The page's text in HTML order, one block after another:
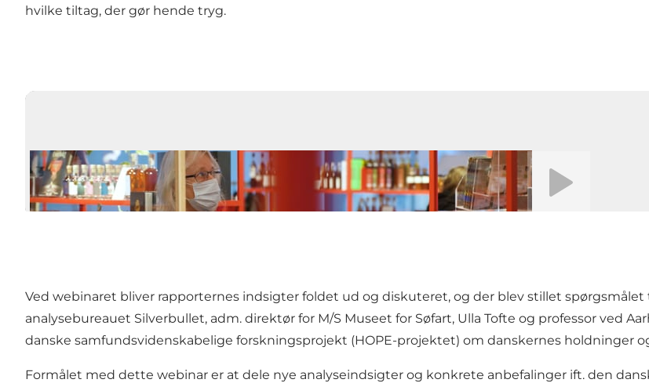
hvilke tiltag, der gør hende tryg.
Afspil video
Ved webinaret bliver rapporternes indsigter foldet ud og diskuteret, og der blev stillet
analysebureauet Silverbullet, adm. direktør for M/S Museet for Søfart, Ulla Tofte og professor ved
danske samfundsvidenskabelige forskningsprojekt (HOPE-projektet) om danskernes holdninger
Formålet med dette webinar er at dele nye analyseindsigter og konkrete anbefalinger ift. den